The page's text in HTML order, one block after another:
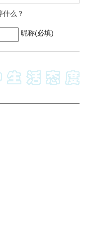
什么？
昵称(必填)